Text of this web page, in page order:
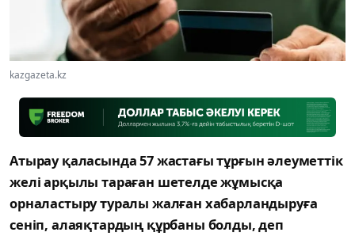
kazgazeta.kz
Атырау қаласында 57 жастағы тұрғын әлеуметтік
желі арқылы тараған шетелде жұмысқа
орналастыру туралы жалған хабарландыруға
сеніп, алаяқтардың құрбаны болды, деп